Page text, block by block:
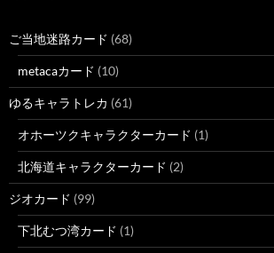
ご当地迷路カード (68)
metacaカード (10)
ゆるキャラトレカ (61)
オホーツクキャラクターカード (1)
北海道キャラクターカード (2)
ジオカード (99)
下北むつ湾カード (1)